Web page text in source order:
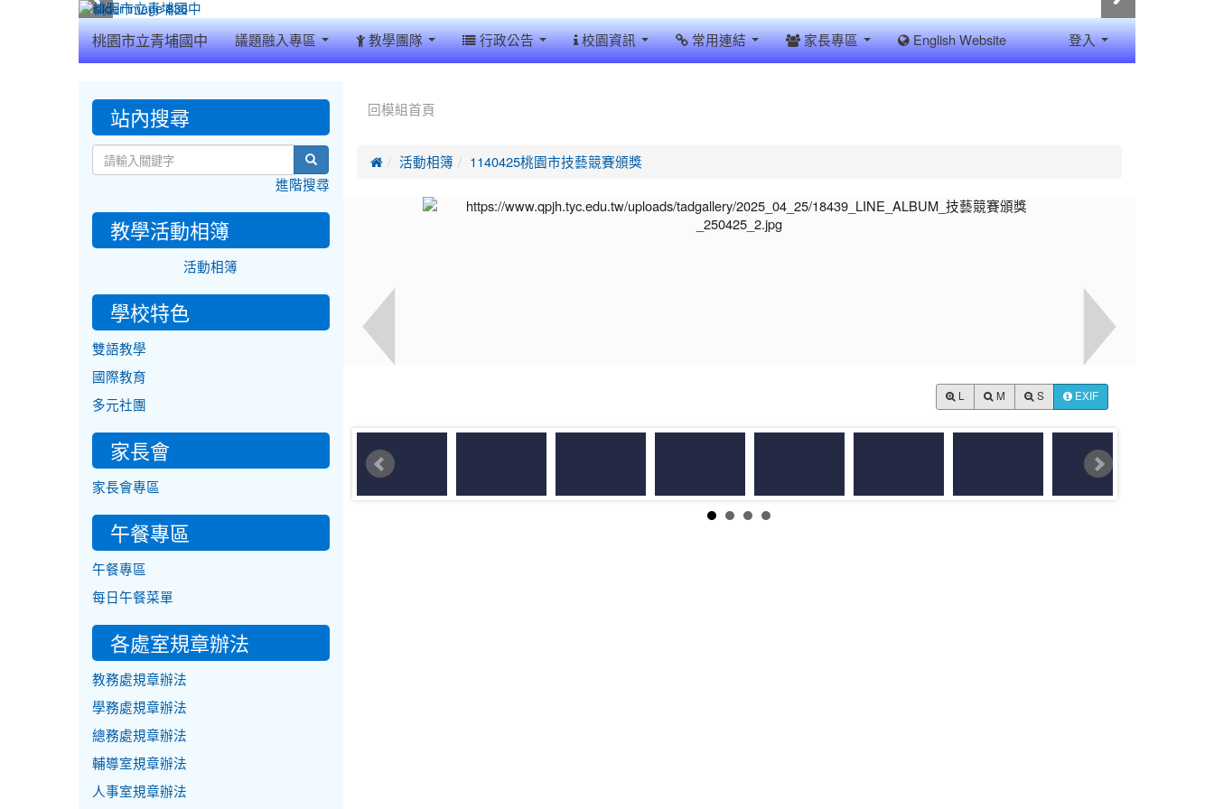
桃園市立青埔國中 議題融入專區 教學團隊 行政公告 校園資訊 常用連結 家長專區 English Website 登入
回模組首頁
 活動相簿 1140425桃園市技藝競賽頒獎
M S EXIF
::: 站內搜尋
search
進階搜尋
教學活動相簿
活動相簿
學校特色
雙語教學
國際教育
多元社團
家長會
家長會專區
午餐專區
午餐專區
每日午餐菜單
各處室規章辦法
教務處規章辦法
學務處規章辦法
總務處規章辦法
輔導室規章辦法
人事室規章辦法